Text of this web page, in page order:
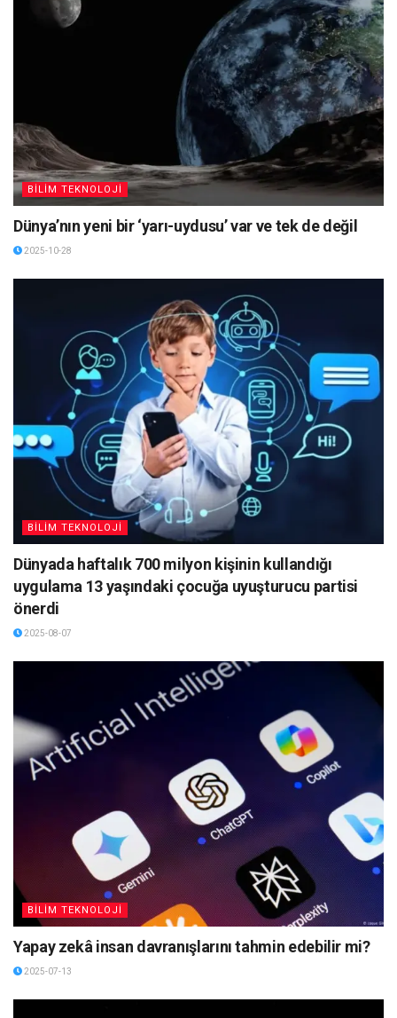
BİLİM TEKNOLOJİ
Dünya’nın yeni bir ‘yarı-uydusu’ var ve tek de değil
2025-10-28
BİLİM TEKNOLOJİ
Dünyada haftalık 700 milyon kişinin kullandığı
uygulama 13 yaşındaki çocuğa uyuşturucu partisi
önerdi
2025-08-07
BİLİM TEKNOLOJİ
Yapay zekâ insan davranışlarını tahmin edebilir mi?
2025-07-13